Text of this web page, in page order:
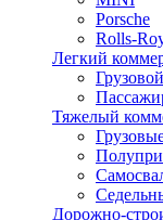
Porsche
Rolls-
Легкий
Тяжелый
Дорожно-